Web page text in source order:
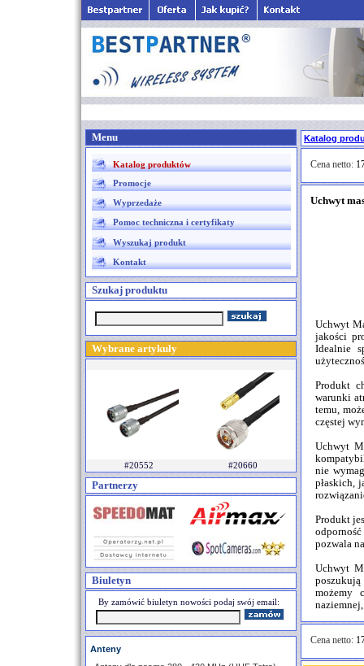
Menu
Katalog produktów
Promocje
Wyprzedaże
Pomoc techniczna i certyfikaty
Wyszukaj produkt
Kontakt
Szukaj produktu
Wybrane artykuły
#20552 #20660
Partnerzy
Biuletyn
By zamówić biuletyn nowości podaj swój email:
Anteny
Katalog
Cena netto:
Uchwyt
Uchwyt
jakości
Idealnie
Produkt
warunki
temu,
częstej
Uchwyt
nie
płaskich,
Produkt
pozwala
Uchwyt
możemy
Cena netto: